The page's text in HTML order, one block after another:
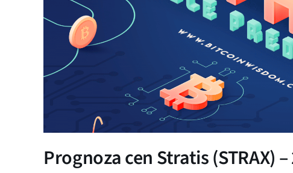
Prognoza cen Stratis (STRAX)